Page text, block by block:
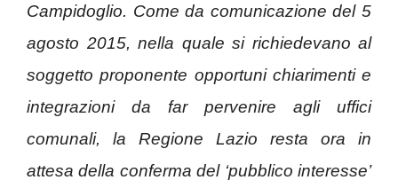
Campidoglio. Come da comunicazione del 5
agosto 2015, nella quale si richiedevano al
soggetto proponente opportuni chiarimenti e
integrazioni da far pervenire agli uffici
comunali, la Regione Lazio resta ora in
attesa della conferma del ‘pubblico interesse’